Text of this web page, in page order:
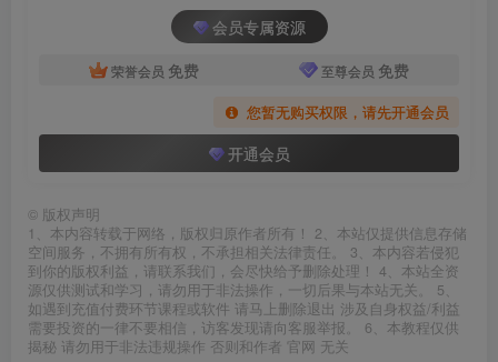
会员专属资源
荣誉会员 免费 至尊会员 免费
您暂无购买权限，请先开通会员
开通会员
© 版权声明
1、本内容转载于网络，版权归原作者所有！ 2、本站仅提供信息存储
空间服务，不拥有所有权，不承担相关法律责任。 3、本内容若侵犯
到你的版权利益，请联系我们，会尽快给予删除处理！ 4、本站全资
源仅供测试和学习，请勿用于非法操作，一切后果与本站无关。 5、
如遇到充值付费环节课程或软件 请马上删除退出 涉及自身权益/利益
需要投资的一律不要相信，访客发现请向客服举报。 6、本教程仅供
揭秘 请勿用于非法违规操作 否则和作者 官网 无关